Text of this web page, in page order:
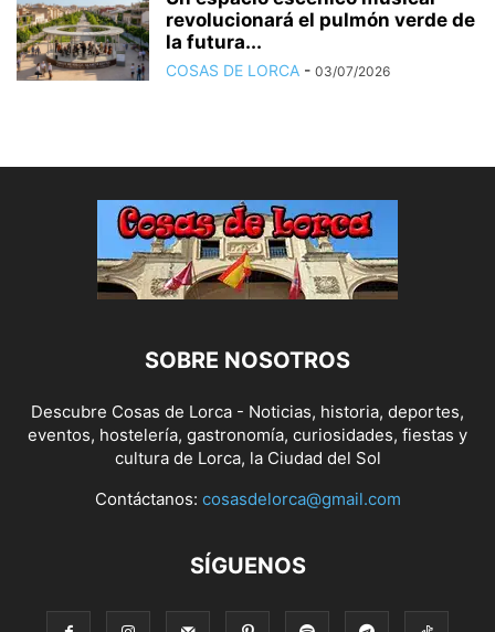
revolucionará el pulmón verde de
la futura...
COSAS DE LORCA - 03/07/2026
SOBRE NOSOTROS
Descubre Cosas de Lorca - Noticias, historia, deportes,
eventos, hostelería, gastronomía, curiosidades, fiestas y
cultura de Lorca, la Ciudad del Sol
Contáctanos: cosasdelorca@gmail.com
SÍGUENOS